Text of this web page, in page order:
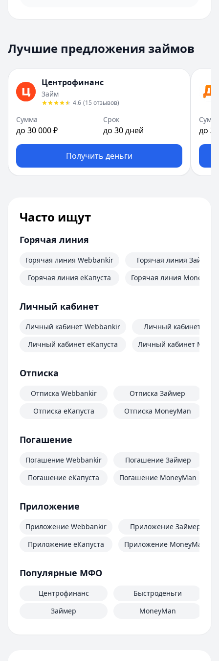
Лучшие предложения займов
Центрофинанс
Займ
4.6 (15 отзывов)
Сумма
до 30 000 ₽
Срок
до 30 дней
Получить деньги
до
Часто ищут
Горячая линия
Горячая линия Webbankir
Горячая линия еКапуста
Горячая линия Займер
Горячая линия
Личный кабинет
Личный кабинет Webbankir
Личный кабинет еКапуста
Личный кабинет
Личный кабинет
Отписка
Отписка Webbankir
Отписка еКапуста
Отписка Займер
Отписка MoneyMan
Погашение
Погашение Webbankir
Погашение еКапуста
Погашение Займер
Погашение MoneyMan
Приложение
Приложение Webbankir
Приложение еКапуста
Приложение Займер
Приложение MoneyMan
Популярные МФО
Центрофинанс
Займер
Быстроденьги
MoneyMan